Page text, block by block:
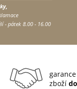
- pátek 8.00 - 16.00
garance
zboží